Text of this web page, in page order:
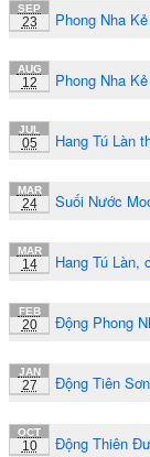
SEP
23 Phong Nha
AUG
12 Phong Nha
JUL
05 Hang Tú Làn
MAR
24 Suối Nước
MAR
14 Hang Tú Làn,
FEB
20 Động Phong
JAN
27 Động Tiên
OCT
10 Động Thiên